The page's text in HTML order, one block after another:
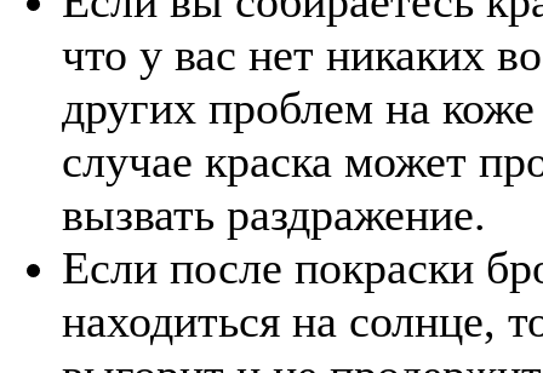
что у вас нет никаких
других проблем на
случае краска может
вызвать раздражение.
Если после покраски
находиться на солнце,